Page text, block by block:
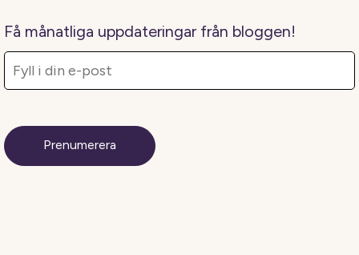
Få månatliga uppdateringar från bloggen!